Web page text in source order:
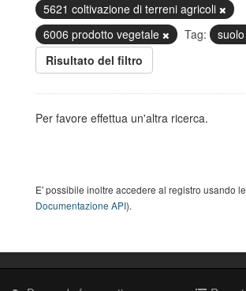
5621 coltivazione di terreni agricoli
6006 prodotto vegetale
Tag:
suolo
Risultato del filtro
Per favore effettua un'altra ricerca.
E' possibile inoltre accedere al registro usando le
Documentazione API).